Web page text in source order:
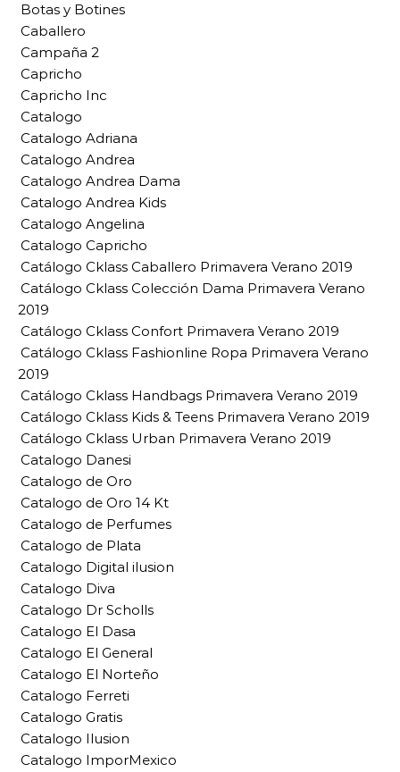
Botas y Botines
Caballero
Campaña 2
Capricho
Capricho Inc
Catalogo
Catalogo Adriana
Catalogo Andrea
Catalogo Andrea Dama
Catalogo Andrea Kids
Catalogo Angelina
Catalogo Capricho
Catálogo Cklass Caballero Primavera Verano 2019
Catálogo Cklass Colección Dama Primavera Verano
2019
Catálogo Cklass Confort Primavera Verano 2019
Catálogo Cklass Fashionline Ropa Primavera Verano
2019
Catálogo Cklass Handbags Primavera Verano 2019
Catálogo Cklass Kids & Teens Primavera Verano 2019
Catálogo Cklass Urban Primavera Verano 2019
Catalogo Danesi
Catalogo de Oro
Catalogo de Oro 14 Kt
Catalogo de Perfumes
Catalogo de Plata
Catalogo Digital ilusion
Catalogo Diva
Catalogo Dr Scholls
Catalogo El Dasa
Catalogo El General
Catalogo El Norteño
Catalogo Ferreti
Catalogo Gratis
Catalogo Ilusion
Catalogo ImporMexico